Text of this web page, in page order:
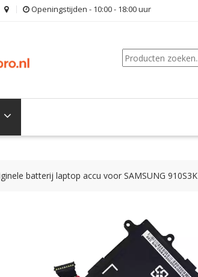
Openingstijden - 10:00 - 18:00 uur
Zoeken
batterij laptop accu voor SAMSUNG 910S3K